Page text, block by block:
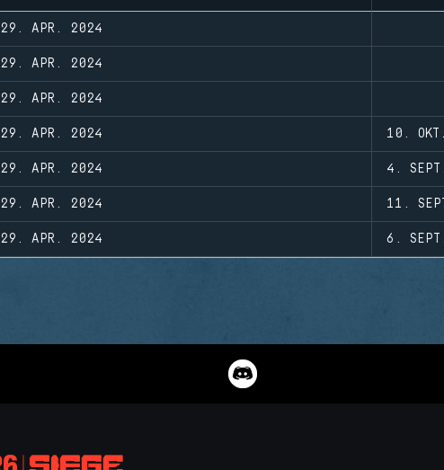
29. APR. 2024
29. APR. 2024
29. APR. 2024
29. APR. 2024 10.
29. APR. 2024 4.
29. APR. 2024 11.
29. APR. 2024 6.